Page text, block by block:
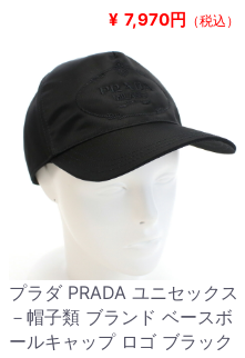
¥ 7,970円 （税込）
プラダ PRADA ユニセックス
－帽子類 ブランド ベースボ
ールキャップ ロゴ ブラック